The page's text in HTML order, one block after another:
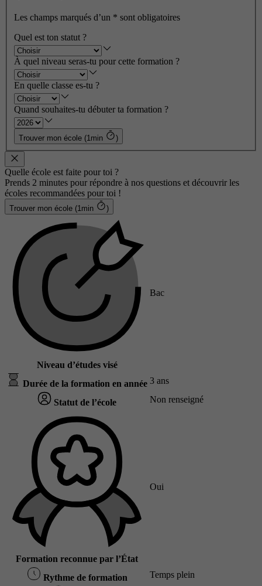
Les champs marqués d’un * sont obligatoires
Quel est ton statut ?
À quel niveau seras-tu pour cette formation ?
En quelle classe es-tu ?
Quand souhaites-tu débuter ta formation ?
Trouver mon école (1min )
Quelle école est faite pour toi ?
Prends 2 minutes pour répondre à nos questions et découvrir les
écoles recommandées pour toi !
Trouver mon école (1min )
Niveau d’études visé
Bac
Durée de la formation en année 3 ans
Statut de l’école Non renseigné
Formation reconnue par l’État
Oui
Rythme de formation Temps plein